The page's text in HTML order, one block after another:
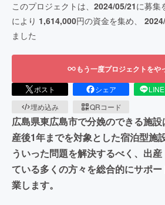
このプロジェクトは、 2024/05/21に募集
により 1,614,000円の資金を集め、
ました
もう一度プロジェクトをや
ポスト シェア
埋め込み
QRコード
広島県東広島市で分娩のできる施設
産後1年までを対象とした宿泊型施
ういった問題を解決するべく、出
ている多くの方々を総合的にサポ
業します。